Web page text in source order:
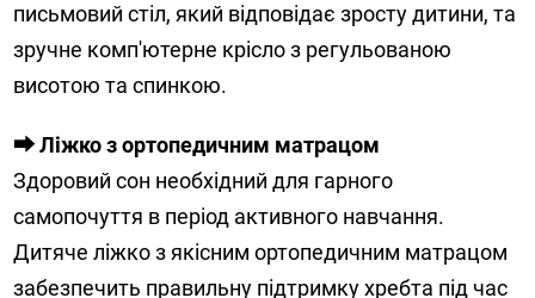
письмовий стіл, який відповідає зросту дитини, та
зручне комп'ютерне крісло з регульованою
висотою та спинкою.
⮕ Ліжко з ортопедичним матрацом
Здоровий сон необхідний для гарного
самопочуття в період активного навчання.
Дитяче ліжко з якісним ортопедичним матрацом
забезпечить правильну підтримку хребта під час